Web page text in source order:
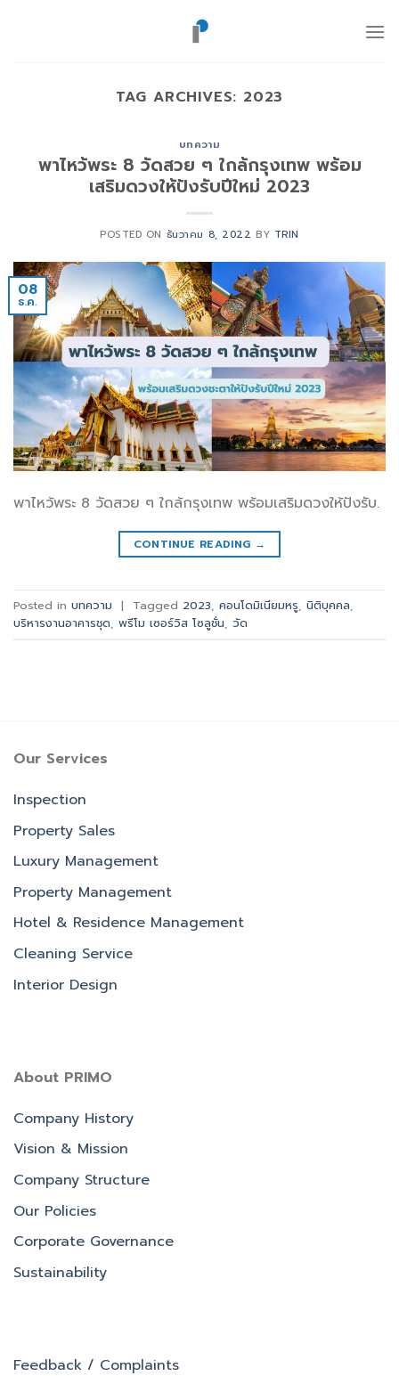
TAG ARCHIVES: 2023
บทความ
พาไหว้พระ 8 วัดสวย ๆ ใกล้กรุงเทพ พร้อม
เสริมดวงให้ปังรับปีใหม่ 2023
POSTED ON ธันวาคม 8, 2022 BY TRIN
08
ธ.ค.
พาไหว้พระ 8 วัดสวย ๆ ใกล้กรุงเทพ พร้อมเสริมดวงให้ปังรับ.
CONTINUE READING →
Posted in บทความ | Tagged 2023 คอนโดมิเนียมหรู นิติบุคคล
บริหารงานอาคารชุด พรีโม เซอร์วิส โซลูชั่น วัด
Our Services
Inspection
Property Sales
Luxury Management
Property Management
Hotel & Residence Management
Cleaning Service
Interior Design
About PRIMO
Company History
Vision & Mission
Company Structure
Our Policies
Corporate Governance
Sustainability
Feedback / Complaints